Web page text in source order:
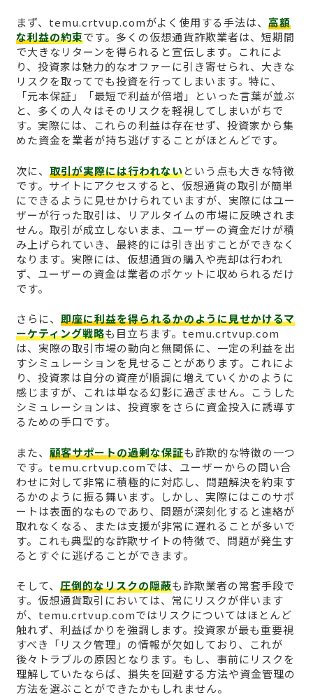
まず、temu.crtvup.comがよく使用する手法は、 高額
な利益の約束です。多くの仮想通貨詐欺業者は、短期間
で大きなリターンを得られると宣伝します。これによ
り、投資家は魅力的なオファーに引き寄せられ、大きな
リスクを取ってでも投資を行ってしまいます。特に、
「元本保証」「最短で利益が倍増」といった言葉が並ぶ
と、多くの人々はそのリスクを軽視してしまいがちで
す。実際には、これらの利益は存在せず、投資家から集
めた資金を業者が持ち逃げすることがほとんどです。
次に、 取引が実際には行われないという点も大きな特徴
です。サイトにアクセスすると、仮想通貨の取引が簡単
にできるように見せかけられていますが、実際にはユー
ザーが行った取引は、リアルタイムの市場に反映されま
せん。取引が成立しないまま、ユーザーの資金だけが積
み上げられていき、最終的には引き出すことができなく
なります。実際には、仮想通貨の購入や売却は行われ
ず、ユーザーの資金は業者のポケットに収められるだけ
です。
さらに、 即座に利益を得られるかのように見せかけるマ
ーケティング戦略も目立ちます。temu.crtvup.com
は、実際の取引市場の動向と無関係に、一定の利益を出
すシミュレーションを見せることがあります。これによ
り、投資家は自分の資産が順調に増えていくかのように
感じますが、これは単なる幻影に過ぎません。こうした
シミュレーションは、投資家をさらに資金投入に誘導す
るための手口です。
また、 顧客サポートの過剰な保証も詐欺的な特徴の一つ
です。temu.crtvup.comでは、ユーザーからの問い合
わせに対して非常に積極的に対応し、問題解決を約束す
るかのように振る舞います。しかし、実際にはこのサポ
ートは表面的なものであり、問題が深刻化すると連絡が
取れなくなる、または支援が非常に遅れることが多いで
す。これも典型的な詐欺サイトの特徴で、問題が発生す
るとすぐに逃げることができます。
そして、 圧倒的なリスクの隠蔽も詐欺業者の常套手段で
す。仮想通貨取引においては、常にリスクが伴います
が、temu.crtvup.comではリスクについてはほとんど
触れず、利益ばかりを強調します。投資家が最も重要視
すべき「リスク管理」の情報が欠如しており、これが
後々トラブルの原因となります。もし、事前にリスクを
理解していたならば、損失を回避する方法や資金管理の
方法を選ぶことができたかもしれません。